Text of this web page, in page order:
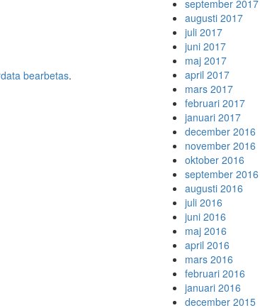
bearbetas.
september 2017
augusti 2017
juli 2017
juni 2017
maj 2017
april 2017
mars 2017
februari 2017
januari 2017
december 2016
november 2016
oktober 2016
september 2016
augusti 2016
juli 2016
juni 2016
maj 2016
april 2016
mars 2016
februari 2016
januari 2016
december 2015